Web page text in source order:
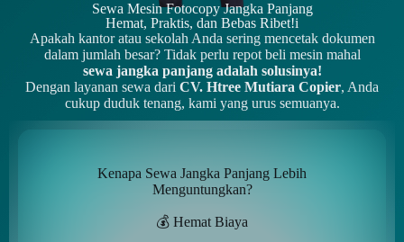
Sewa Mesin Fotocopy Jangka Panjang
Hemat, Praktis, dan Bebas Ribet!i
Apakah kantor atau sekolah Anda sering mencetak dokumen
dalam jumlah besar? Tidak perlu repot beli mesin mahal
sewa jangka panjang adalah solusinya!
Dengan layanan sewa dari CV. Htree Mutiara Copier, Anda
cukup duduk tenang, kami yang urus semuanya.
Kenapa Sewa Jangka Panjang Lebih
Menguntungkan?
💰 Hemat Biaya